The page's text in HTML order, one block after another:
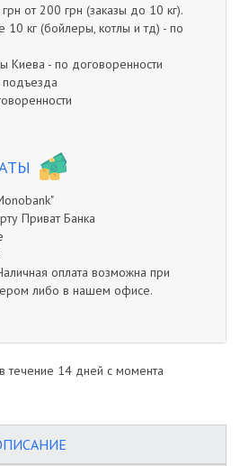
от 200 грн (заказы до 10 кг).
кг (бойлеры, котлы и тд) - по
Киева - по договоренности
подъезда
Приват Банка
оплата возможна при
либо в нашем офисе.
течение 14 дней с момента
x
до